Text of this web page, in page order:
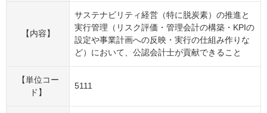
【内容】
サステナビリティ経営（特に脱炭素）の推進と
実行管理（リスク評価・管理会計の構築・KPIの
設定や事業計画への反映・実行の仕組み作りな
ど）において、公認会計士が貢献できること
【単位コー
ド】
5111